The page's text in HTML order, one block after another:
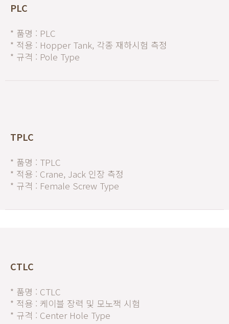
PLC
* 품명 : PLC
* 적용 : Hopper Tank, 각종 재하시험 측정
* 규격 : Pole Type
TPLC
* 품명 : TPLC
* 적용 : Crane, Jack 인장 측정
* 규격 : Female Screw Type
CTLC
* 품명 : CTLC
* 적용 : 케이블 장력 및 모노잭 시험
* 규격 : Center Hole Type